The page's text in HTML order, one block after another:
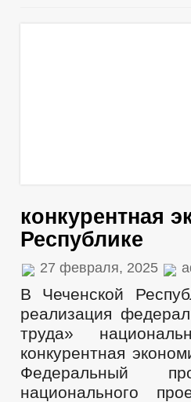
конкурентная
Республике
27 февраля, 2025
В Чеченской
реализация
труда»
конкурентная
Федеральный
национального